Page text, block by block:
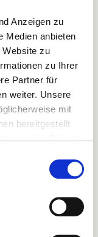
Anzeigen zu
Medien anbieten
Website zu
zu Ihrer
Partner für
weiter. Unsere
mit
bereitgestellt